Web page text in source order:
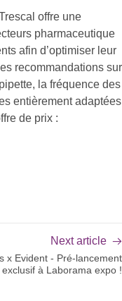
offre une
pharmaceutique
afin d’optimiser leur
recommandations sur
la fréquence des
entièrement adaptées
de prix :
Next article
x Evident - Pré-lancement
exclusif à Laborama expo !